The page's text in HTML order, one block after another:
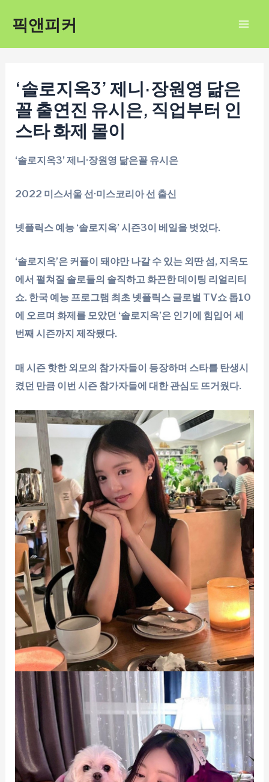
픽앤피커
‘솔로지옥3’ 제니·장원영 닮은
꼴 출연진 유시은, 직업부터 인
스타 화제 몰이
‘솔로지옥3’ 제니·장원영 닮은꼴 유시은
2022 미스서울 선·미스코리아 선 출신
넷플릭스 예능 ‘솔로지옥’ 시즌3이 베일을 벗었다.
‘솔로지옥’은 커플이 돼야만 나갈 수 있는 외딴 섬, 지옥도
에서 펼쳐질 솔로들의 솔직하고 화끈한 데이팅 리얼리티
쇼. 한국 예능 프로그램 최초 넷플릭스 글로벌 TV쇼 톱10
에 오르며 화제를 모았던 ‘솔로지옥’은 인기에 힘입어 세
번째 시즌까지 제작됐다.
매 시즌 핫한 외모의 참가자들이 등장하며 스타를 탄생시
켰던 만큼 이번 시즌 참가자들에 대한 관심도 뜨거웠다.